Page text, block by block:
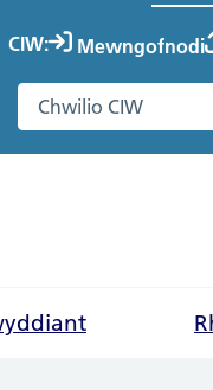
CIW: Mewngofnodi
Chwilio gwefan